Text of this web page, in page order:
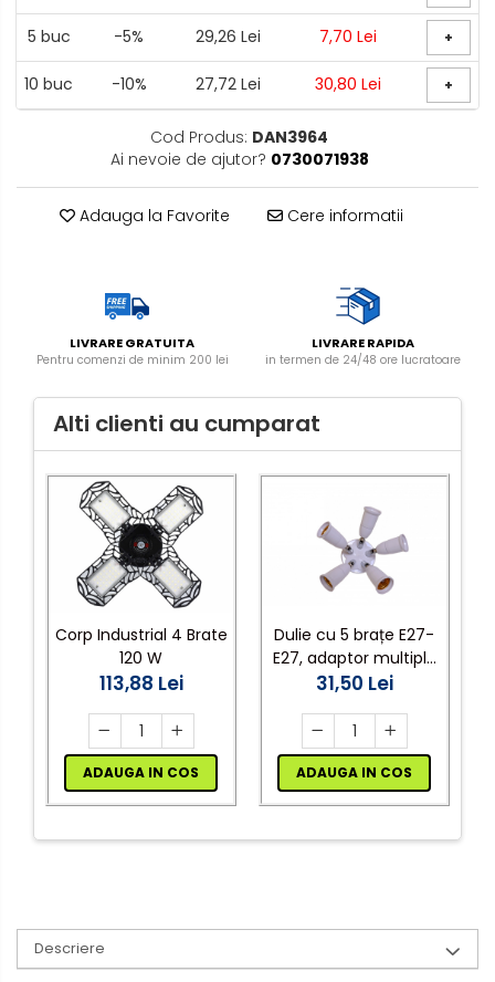
Alimentatoare/Drivere
Bară alimentare nul
Cablu electric, canal cablu
Cap prelungitor
Dulii/Dulie adaptor
dimensiuni
Mufe,Accesorii TV
Prelungitoare/Derulatoare
Starter/Droser
Triplu Stecher
Întrerupătoare/Comutatoare
Ştechere/Stecher adaptor
Ţeavă PVC
Corpuri Led lineare
Feronerie
Tablou si sigurante electrice
5 buc -5% 29,26 Lei 7,70 Lei +
10 buc -10% 27,72 Lei 30,80 Lei +
Cod Produs: DAN3964
Ai nevoie de ajutor? 0730071938
Adauga la Favorite Cere informatii
LIVRARE GRATUITA
Pentru comenzi de minim 200 lei
LIVRARE RAPIDA
in termen de 24/48 ore lucratoare
Alti clienti au cumparat
Corp Industrial 4 Brate
120 W
113,88 Lei
ADAUGA IN COS
Dulie cu 5 brațe E27-
E27, adaptor multiplu
pentru becuri LED,
31,50 Lei
ADAUGA IN COS
Descriere